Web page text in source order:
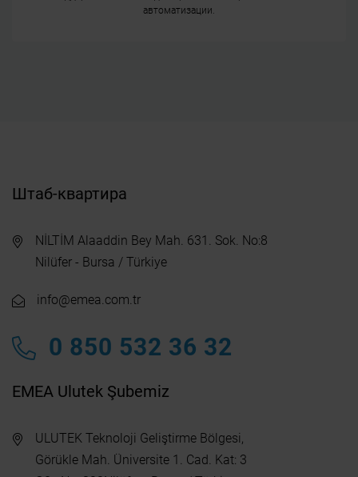
автоматизации.
Штаб-квартира
NİLTİM Alaaddin Bey Mah. 631. Sok. No:8
Nilüfer - Bursa / Türkiye
info@emea.com.tr
0 850 532 36 32
EMEA Ulutek Şubemiz
ULUTEK Teknoloji Geliştirme Bölgesi,
Görükle Mah. Üniversite 1. Cad. Kat: 3